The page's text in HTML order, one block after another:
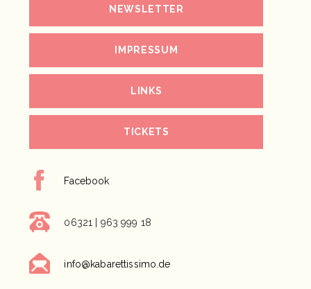
NEWSLETTER
IMPRESSUM
LINKS
TICKETS
Facebook
06321 | 963 999 18
info@kabarettissimo.de